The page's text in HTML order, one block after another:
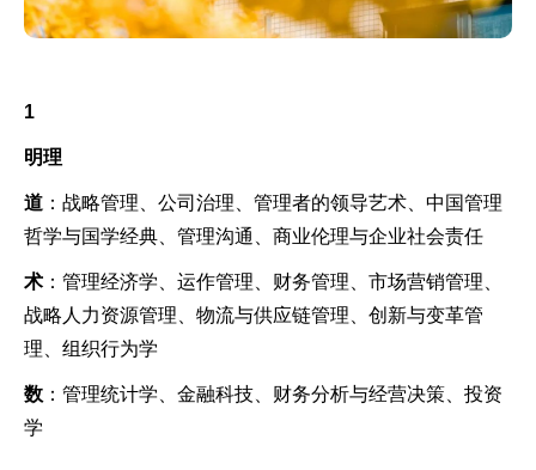
1
明理
道：战略管理、公司治理、管理者的领导艺术、中国管理
哲学与国学经典、管理沟通、商业伦理与企业社会责任
术：管理经济学、运作管理、财务管理、市场营销管理、
战略人力资源管理、物流与供应链管理、创新与变革管
理、组织行为学
数：管理统计学、金融科技、财务分析与经营决策、投资
学